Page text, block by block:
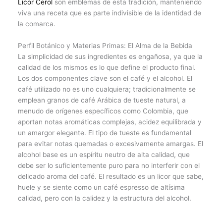
Licor Cerol son emblemas de esta tradición, manteniendo
viva una receta que es parte indivisible de la identidad de
la comarca.
Perfil Botánico y Materias Primas: El Alma de la Bebida
La simplicidad de sus ingredientes es engañosa, ya que la
calidad de los mismos es lo que define el producto final.
Los dos componentes clave son el café y el alcohol. El
café utilizado no es uno cualquiera; tradicionalmente se
emplean granos de café Arábica de tueste natural, a
menudo de orígenes específicos como Colombia, que
aportan notas aromáticas complejas, acidez equilibrada y
un amargor elegante. El tipo de tueste es fundamental
para evitar notas quemadas o excesivamente amargas. El
alcohol base es un espíritu neutro de alta calidad, que
debe ser lo suficientemente puro para no interferir con el
delicado aroma del café. El resultado es un licor que sabe,
huele y se siente como un café espresso de altísima
calidad, pero con la calidez y la estructura del alcohol.